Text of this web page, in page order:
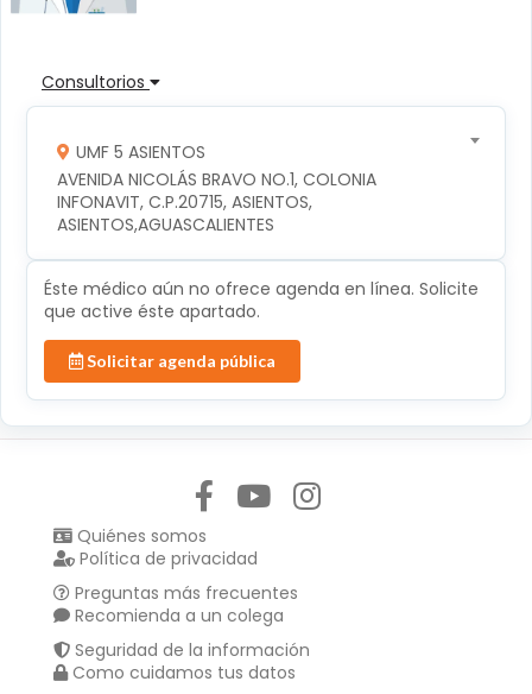
Consultorios
UMF 5 ASIENTOS
AVENIDA NICOLÁS BRAVO NO.1, COLONIA
INFONAVIT, C.P.20715, ASIENTOS,
ASIENTOS,AGUASCALIENTES
Éste médico aún no ofrece agenda en línea. Solicite
que active éste apartado.
Solicitar agenda pública
Quiénes somos
Política de privacidad
Preguntas más frecuentes
Recomienda a un colega
Seguridad de la información
Como cuidamos tus datos